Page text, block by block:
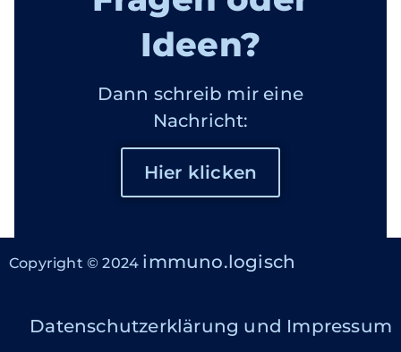
Ideen?
Dann schreib mir eine
Nachricht:
Hier klicken
Copyright © 2024 immuno.logisch
Datenschutzerklärung und Impressum